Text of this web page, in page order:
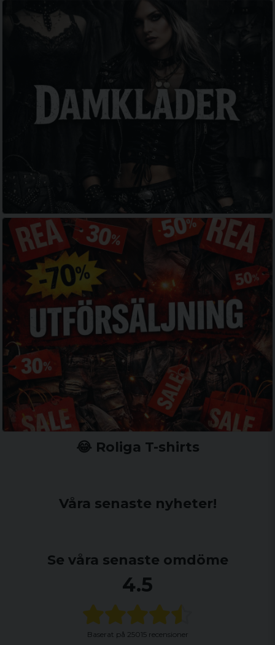
😂 Roliga T-shirts
Våra senaste nyheter!
Se våra senaste omdöme
4.5
Baserat på 25015 recensioner